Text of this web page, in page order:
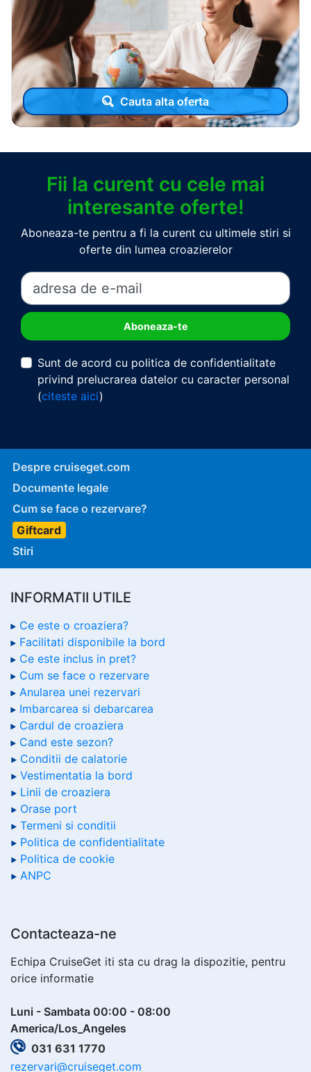
Cauta alta oferta
Fii la curent cu cele mai
interesante oferte!
Aboneaza-te pentru a fi la curent cu ultimele stiri si
oferte din lumea croazierelor
Sunt de acord cu politica de confidentialitate
privind prelucrarea datelor cu caracter personal
(citeste aici)
Despre cruiseget.com
Documente legale
Cum se face o rezervare?
Giftcard
Stiri
INFORMATII UTILE
Ce este o croaziera?
Facilitati disponibile la bord
Ce este inclus in pret?
Cum se face o rezervare
Anularea unei rezervari
Imbarcarea si debarcarea
Cardul de croaziera
Cand este sezon?
Conditii de calatorie
Vestimentatia la bord
Linii de croaziera
Orase port
Termeni si conditii
Politica de confidentialitate
Politica de cookie
ANPC
Contacteaza-ne
Echipa CruiseGet iti sta cu drag la dispozitie, pentru
orice informatie
Luni - Sambata 00:00 - 08:00
America/Los_Angeles
031 631 1770
rezervari@cruiseget.com